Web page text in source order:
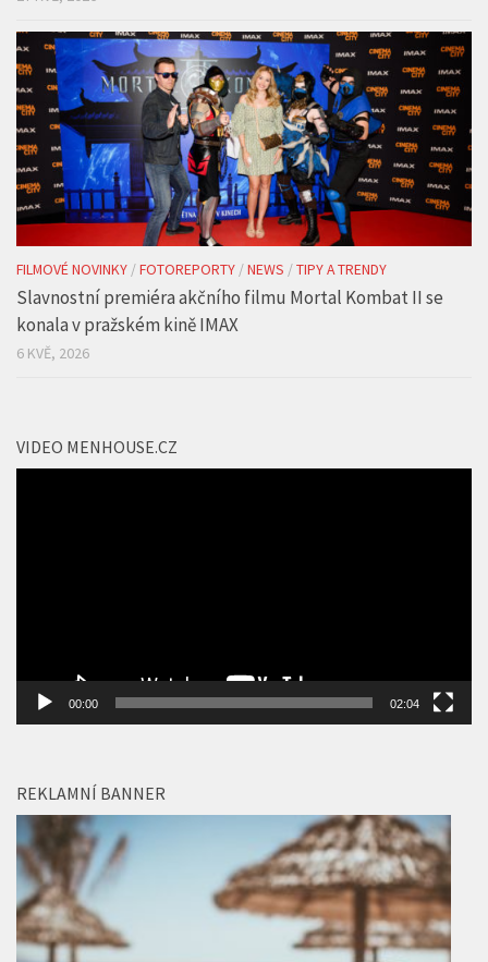
FILMOVÉ NOVINKY /FOTOREPORTY /NEWS /TIPY A TRENDY
Slavnostní premiéra akčního filmu Mortal Kombat II se
konala v pražském kině IMAX
6 KVĚ, 2026
VIDEO MENHOUSE.CZ
00:00 02:04
REKLAMNÍ BANNER